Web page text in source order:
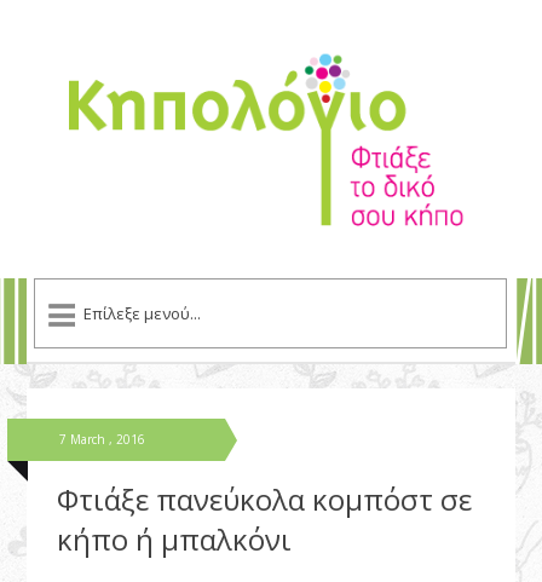
7 March , 2016
Φτιάξε πανεύκολα κομπόστ σε
κήπο ή μπαλκόνι